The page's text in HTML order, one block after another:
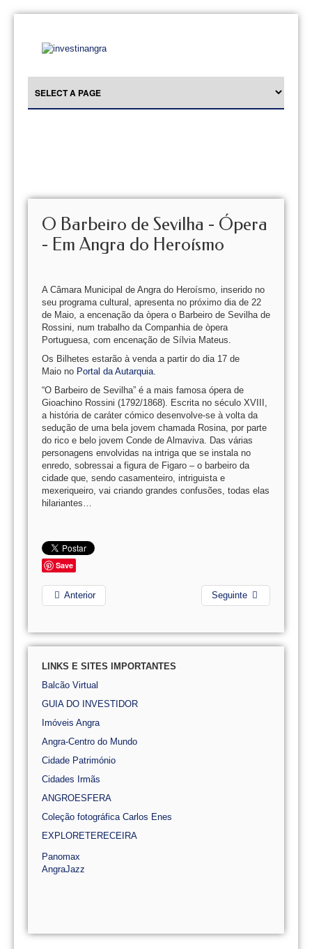
O Barbeiro de Sevilha - Ópera
- Em Angra do Heroísmo
A Câmara Municipal de Angra do Heroísmo, inserido no
seu programa cultural, apresenta no próximo dia de 22
de Maio, a encenação da òpera o Barbeiro de Sevilha de
Rossini, num trabalho da Companhia de òpera
Portuguesa, com encenação de Sílvia Mateus.
Os Bilhetes estarão à venda a partir do dia 17 de
Maio no Portal da Autarquia.
“O Barbeiro de Sevilha” é a mais famosa ópera de
Gioachino Rossini (1792/1868). Escrita no século XVIII,
a história de caráter cómico desenvolve-se à volta da
sedução de uma bela jovem chamada Rosina, por parte
do rico e belo jovem Conde de Almaviva. Das várias
personagens envolvidas na intriga que se instala no
enredo, sobressai a figura de Figaro – o barbeiro da
cidade que, sendo casamenteiro, intriguista e
mexeriqueiro, vai criando grandes confusões, todas elas
hilariantes…
Save
Anterior Seguinte
LINKS E SITES IMPORTANTES
Balcão Virtual
GUIA DO INVESTIDOR
Imóveis Angra
Angra-Centro do Mundo
Cidade Património
Cidades Irmãs
ANGROESFERA
Coleção fotográfica Carlos Enes
EXPLORETERECEIRA
Panomax
AngraJazz